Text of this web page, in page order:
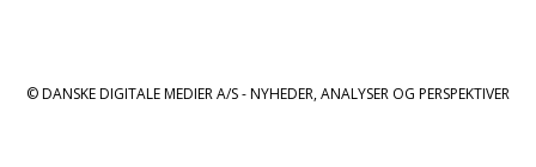
© DANSKE DIGITALE MEDIER A/S - NYHEDER, ANALYSER OG PERSPEKTIVER